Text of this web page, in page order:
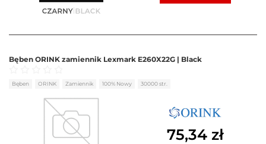
Bęben ORINK zamiennik Lexmark E260X22G | Black
Oceniono 0na 5
Bęben ORINK Zamiennik 100% Nowy 30000 str.
75,34 zł